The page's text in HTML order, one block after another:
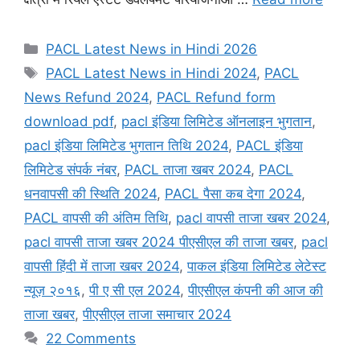
Categories
PACL Latest News in Hindi 2026
Tags
PACL Latest News in Hindi 2024, PACL
News Refund 2024, PACL Refund form
download pdf, pacl इंडिया लिमिटेड ऑनलाइन भुगतान,
pacl इंडिया लिमिटेड भुगतान तिथि 2024, PACL इंडिया
लिमिटेड संपर्क नंबर, PACL ताजा खबर 2024, PACL
धनवापसी की स्थिति 2024, PACL पैसा कब देगा 2024,
PACL वापसी की अंतिम तिथि, pacl वापसी ताजा खबर 2024,
pacl वापसी ताजा खबर 2024 पीएसीएल की ताजा खबर, pacl
वापसी हिंदी में ताजा खबर 2024,पाकल इंडिया लिमिटेड लेटेस्ट
न्यूज़ २०१६ ,पी ए सी एल 2024,पीएसीएल कंपनी की आज की
ताजा खबर,पीएसीएल ताजा समाचार 2024
22 Comments